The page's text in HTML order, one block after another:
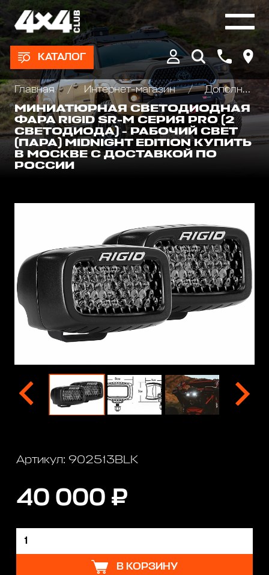
КАТАЛОГ
Главная Интернет-магазин
Дополнительные фары : Светодиодные, Галогеновые , Ксеноновые
МИНИАТЮРНАЯ СВЕТОДИОДНАЯ
ФАРА RIGID SR-M СЕРИЯ PRO (2
СВЕТОДИОДА) - РАБОЧИЙ СВЕТ
(ПАРА) MIDNIGHT EDITION КУПИТЬ
В МОСКВЕ С ДОСТАВКОЙ ПО
РОССИИ
Артикул: 902513BLK
40 000 ₽
В КОРЗИНУ